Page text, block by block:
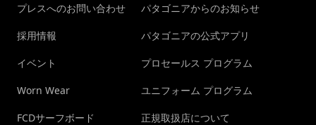
プレスへのお問い合わせ
採用情報
イベント
Worn Wear
FCDサーフボード
パタゴニアからのお知らせ
パタゴニアの公式アプリ
プロセールス プログラム
ユニフォーム プログラム
正規取扱店について